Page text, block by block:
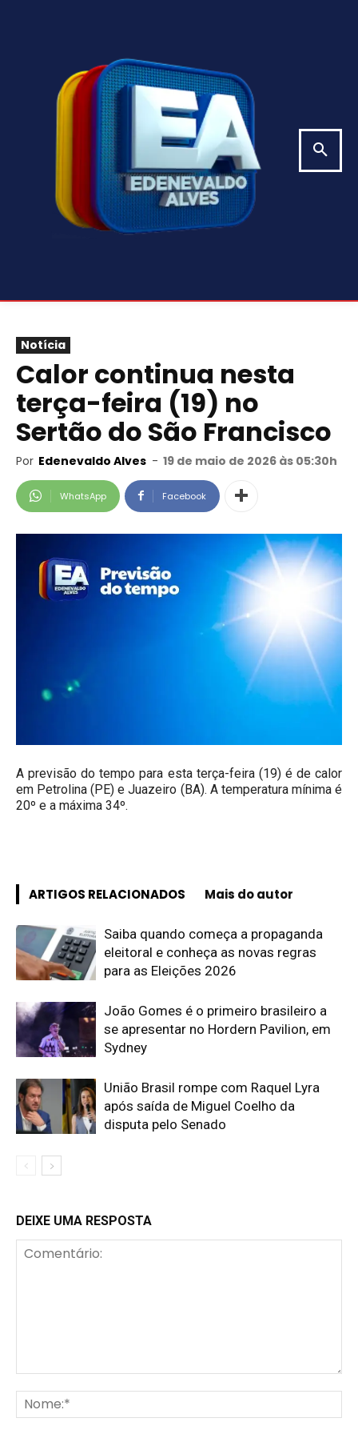
Notícia
Calor continua nesta
terça-feira (19) no
Sertão do São Francisco
Por Edenevaldo Alves - 19 de maio de 2026 às 05:30h
WhatsApp Facebook
A previsão do tempo para esta terça-feira (19) é de calor
em Petrolina (PE) e Juazeiro (BA). A temperatura mínima é
20º e a máxima 34º.
ARTIGOS RELACIONADOS Mais do autor
Saiba quando começa a propaganda
eleitoral e conheça as novas regras
para as Eleições 2026
João Gomes é o primeiro brasileiro a
se apresentar no Hordern Pavilion, em
Sydney
União Brasil rompe com Raquel Lyra
após saída de Miguel Coelho da
disputa pelo Senado
DEIXE UMA RESPOSTA